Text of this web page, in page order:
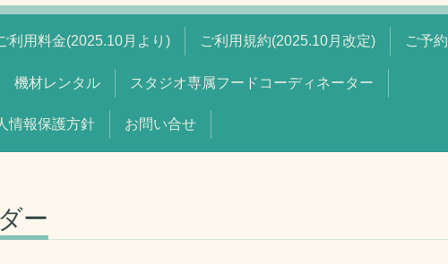
利用料金(2025.10月より) ご利用規約(2025.10月改定) ご予約
機材レンタル スタジオ専属フードコーディネーター
情報保護方針 お問い合せ
ー